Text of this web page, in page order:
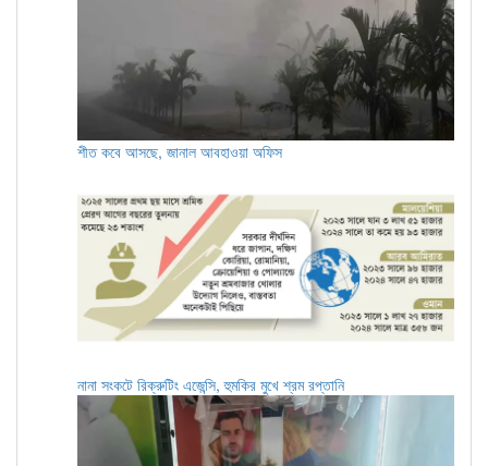
শীত কবে আসছে, জানাল আবহাওয়া অফিস
নানা সংকটে রিক্রুটিং এজেন্সি, হুমকির মুখে শ্রম রপ্তানি